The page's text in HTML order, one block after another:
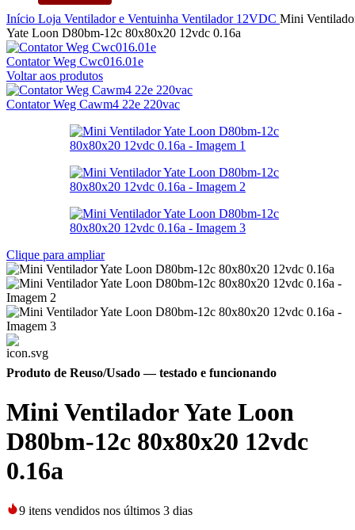
Início Loja Ventilador e Ventuinha Ventilador 12VDC Mini
Yate Loon D80bm-12c 80x80x20 12vdc 0.16a
Contator Weg Cwc016.01e
Voltar aos produtos
Contator Weg Cawm4 22e 220vac
Clique para ampliar
Produto de Reuso/Usado— testado e funcionando
Mini Ventilador Yate Loon
D80bm-12c 80x80x20 12vdc
0.16a
9 itens vendidos nos últimos 3 dias